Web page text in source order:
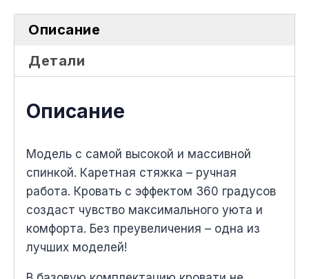
Описание
Детали
Описание
Модель с самой высокой и массивной
спинкой. Каретная стяжка – ручная
работа. Кровать с эффектом 360 градусов
создаст чувство максимального уюта и
комфорта. Без преувеличения – одна из
лучшиx моделей!